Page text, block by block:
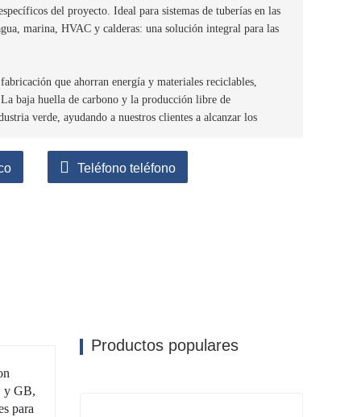
del proyecto. Ideal para sistemas de tuberías en las
marina, HVAC y calderas: una solución integral para las
que ahorran energía y materiales reciclables,
baja huella de carbono y la producción libre de
verde, ayudando a nuestros clientes a alcanzar los
Teléfono teléfono
y GB,
para
Productos populares